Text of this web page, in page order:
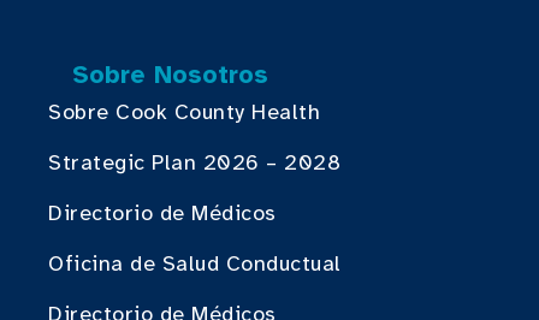
Sobre Nosotros
Sobre Cook County Health
Strategic Plan 2026 – 2028
Directorio de Médicos
Oficina de Salud Conductual
Directorio de Médicos